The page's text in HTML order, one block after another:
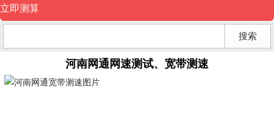
河南网通网速测试、宽带测速